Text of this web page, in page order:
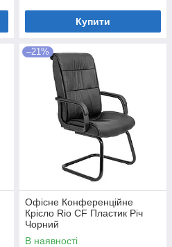
Купити
–21%
Офісне Конференційне
Крісло Rio CF Пластик Річ
Чорний
В наявності